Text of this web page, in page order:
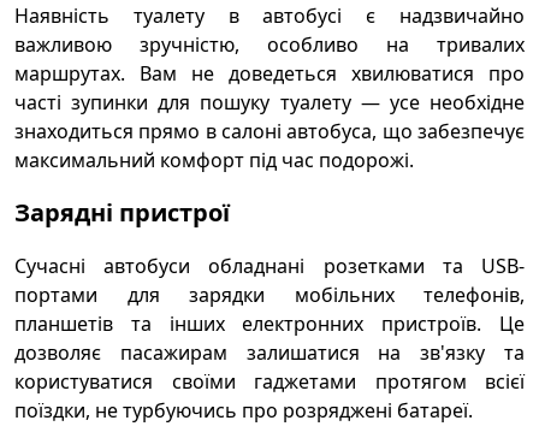
Наявність туалету в автобусі є надзвичайно
важливою зручністю, особливо на тривалих
маршрутах. Вам не доведеться хвилюватися про
часті зупинки для пошуку туалету — усе необхідне
знаходиться прямо в салоні автобуса, що забезпечує
максимальний комфорт під час подорожі.
Зарядні пристрої
Сучасні автобуси обладнані розетками та USB-
портами для зарядки мобільних телефонів,
планшетів та інших електронних пристроїв. Це
дозволяє пасажирам залишатися на зв'язку та
користуватися своїми гаджетами протягом всієї
поїздки, не турбуючись про розряджені батареї.